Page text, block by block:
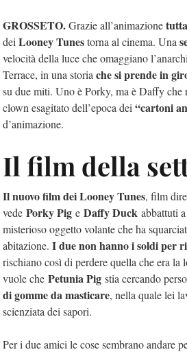
GROSSETO.Grazie all’animazione
dei Looney Tunestorna al cinema. Una
velocità della luce che omaggiano
Terrace, in una storia che si prende in
su due miti. Uno è Porky, ma è Daffy che
clown esagitato dell’epoca dei “cartoni
d’animazione.
Il film della
Il nuovo film dei Looney Tunes, film
vede Porky Pig e Daffy Duck abbattuti
misterioso oggetto volante che ha
abitazione. I due non hanno i soldi per
rischiano così di perdere quella che era la
vuole che Petunia Pig stia cercando
di gomme da masticare, nella quale lei
scienziata dei sapori.
Per i due amici le cose sembrano andare